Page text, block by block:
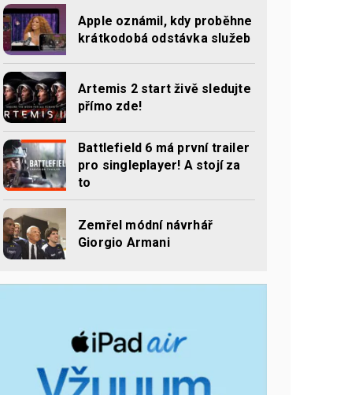
Apple oznámil, kdy proběhne
krátkodobá odstávka služeb
Artemis 2 start živě sledujte
přímo zde!
Battlefield 6 má první trailer
pro singleplayer! A stojí za
to
Zemřel módní návrhář
Giorgio Armani